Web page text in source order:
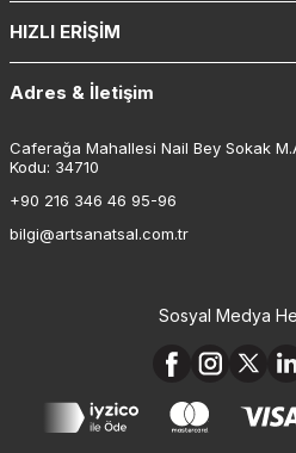
HIZLI ERIŞIM
Adres & İletişim
Caferağa Mahallesi Nail Bey Sokak
Kodu: 34710
+90 216 346 46 95-96
bilgi@artsanatsal.com.tr
Sosyal Medya